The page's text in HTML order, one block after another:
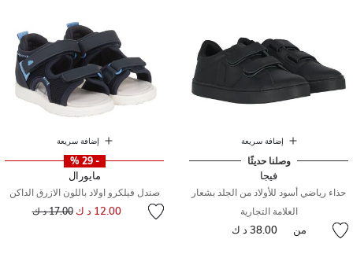
إضافة سريعة
وصلنا حديثًا
فيجا
حذاء رياضي أسود للأولاد من الجلد بشعار
العلامة التجارية
من 38.00 د ك
إضافة سريعة
- 29 %
مايورال
صندل فيلكرو اولاد باللون الازرق الداكن
12.00 د ك سعر مخفض من
17.00 د ك إلى